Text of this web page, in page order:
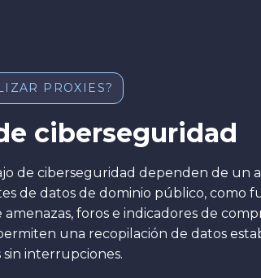
PROXIES?
ciberseguridad
de ciberseguridad dependen de un
de datos de dominio público, como
foros e indicadores de
una recopilación de datos
sin interrupciones.